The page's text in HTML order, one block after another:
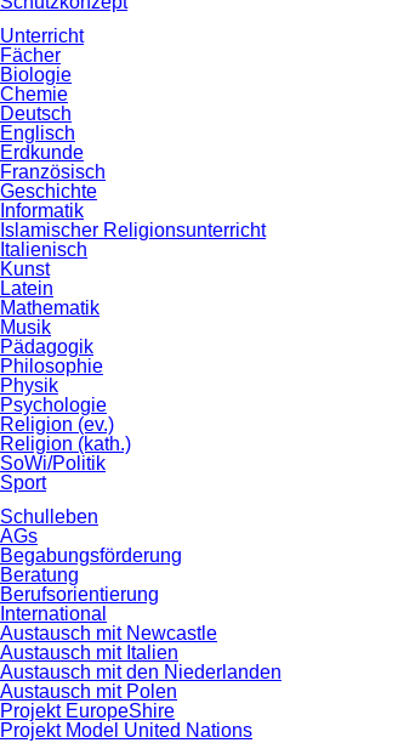
Unterricht
Fächer
Biologie
Chemie
Deutsch
Englisch
Erdkunde
Französisch
Geschichte
Informatik
Islamischer Religionsunterricht
Italienisch
Kunst
Latein
Mathematik
Musik
Pädagogik
Philosophie
Physik
Psychologie
Religion (ev.)
Religion (kath.)
SoWi/Politik
Sport
Schulleben
AGs
Begabungsförderung
Beratung
Berufsorientierung
International
Austausch mit Newcastle
Austausch mit Italien
Austausch mit den Niederlanden
Austausch mit Polen
Projekt EuropeShire
Projekt Model United Nations